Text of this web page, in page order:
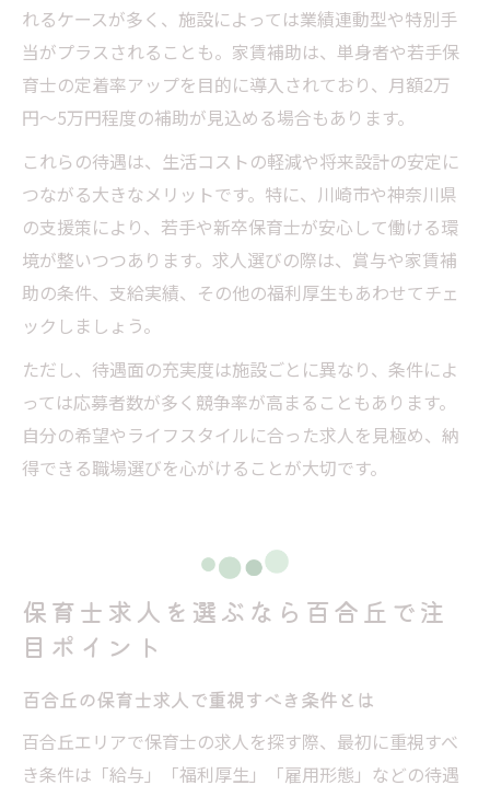
れるケースが多く、施設によっては業績連動型や特別手
当がプラスされることも。家賃補助は、単身者や若手保
育士の定着率アップを目的に導入されており、月額2万
円〜5万円程度の補助が見込める場合もあります。
これらの待遇は、生活コストの軽減や将来設計の安定に
つながる大きなメリットです。特に、川崎市や神奈川県
の支援策により、若手や新卒保育士が安心して働ける環
境が整いつつあります。求人選びの際は、賞与や家賃補
助の条件、支給実績、その他の福利厚生もあわせてチェ
ックしましょう。
ただし、待遇面の充実度は施設ごとに異なり、条件によ
っては応募者数が多く競争率が高まることもあります。
自分の希望やライフスタイルに合った求人を見極め、納
得できる職場選びを心がけることが大切です。
保育士求人を選ぶなら百合丘で注
目ポイント
百合丘の保育士求人で重視すべき条件とは
百合丘エリアで保育士の求人を探す際、最初に重視すべ
き条件は「給与」「福利厚生」「雇用形態」などの待遇